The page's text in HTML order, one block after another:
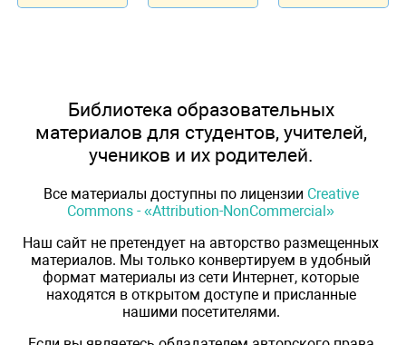
Библиотека образовательных
материалов для студентов, учителей,
учеников и их родителей.
Все материалы доступны по лицензии Creative
Commons - «Attribution-NonCommercial»
Наш сайт не претендует на авторство размещенных
материалов. Мы только конвертируем в удобный
формат материалы из сети Интернет, которые
находятся в открытом доступе и присланные
нашими посетителями.